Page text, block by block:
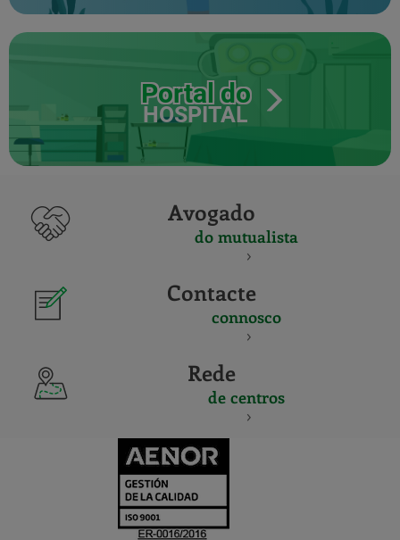
Portal do
HOSPITAL
Avogado
do mutualista
Contacte
connosco
Rede
de centros